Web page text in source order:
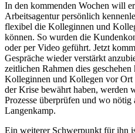
In den kommenden Wochen will
Arbeitsagentur persönlich
flexibel die Kolleginnen und
können. So wurden die
oder per Video geführt. Jetzt
Gespräche wieder verstärkt
zeitlichen Rahmen dies
Kolleginnen und Kollegen vor Ort
der Krise bewährt haben, werden
Prozesse überprüfen und wo nötig
Langenkamp.
Ein weiterer Schwerpunkt für ihn